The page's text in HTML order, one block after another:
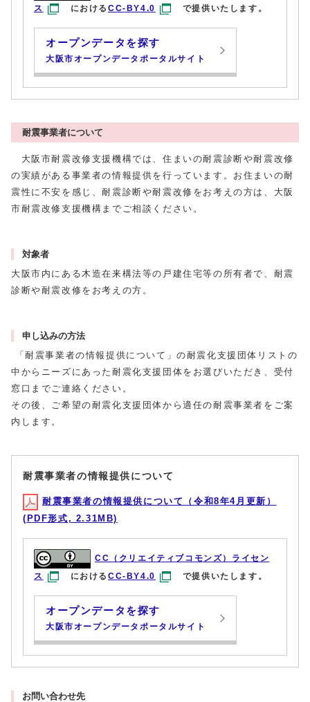
ス
におけるCC-BY4.0 で提供いたします。
オープンデータを探す
大阪市オープンデータポータルサイト
耐震事業者について
大阪市耐震改修支援機構では、住まいの耐震診断や耐震改修
の実績がある事業者の情報提供を行っています。お住まいの耐
震性に不安を感じ、耐震診断や耐震改修をお考えの方は、大阪
市耐震改修支援機構までご相談ください。
対象者
大阪市内にある木造在来構法等の戸建住宅等の所有者で、耐震
診断や耐震改修をお考えの方。
申し込みの方法
「耐震事業者の情報提供について」の耐震化支援団体リストの
中からニーズにあった耐震化支援団体をお選びいただき、受付
窓口までご連絡ください。
その後、ご希望の耐震化支援団体から適任の耐震事業者をご案
内します。
耐震事業者の情報提供について
耐震事業者の情報提供について（令和8年4月更新）
(PDF形式, 2.31MB)
CC（クリエイティブコモンズ）ライセン
ス
におけるCC-BY4.0 で提供いたします。
オープンデータを探す
大阪市オープンデータポータルサイト
お問い合わせ先